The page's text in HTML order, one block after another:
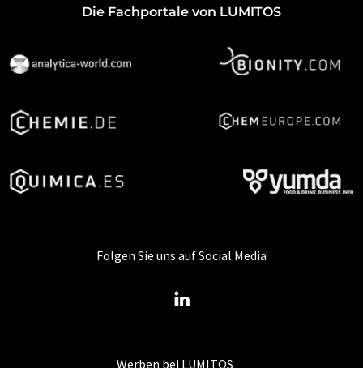
Die Fachportale von LUMITOS
Werben bei LUMITOS
Folgen Sie uns auf Social Media